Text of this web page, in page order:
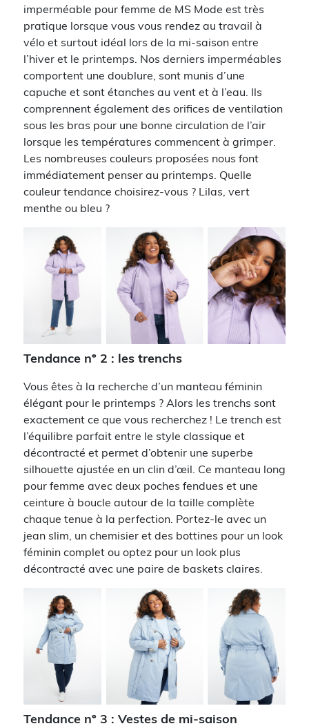
imperméable pour femme de MS Mode est très
pratique lorsque vous vous rendez au travail à
vélo et surtout idéal lors de la mi-saison entre
l’hiver et le printemps. Nos derniers imperméables
comportent une doublure, sont munis d’une
capuche et sont étanches au vent et à l’eau. Ils
comprennent également des orifices de ventilation
sous les bras pour une bonne circulation de l’air
lorsque les températures commencent à grimper.
Les nombreuses couleurs proposées nous font
immédiatement penser au printemps. Quelle
couleur tendance choisirez-vous ? Lilas, vert
menthe ou bleu ?
Tendance nº 2 : les trenchs
Vous êtes à la recherche d’un manteau féminin
élégant pour le printemps ? Alors les trenchs sont
exactement ce que vous recherchez ! Le trench est
l’équilibre parfait entre le style classique et
décontracté et permet d’obtenir une superbe
silhouette ajustée en un clin d’œil. Ce manteau long
pour femme avec deux poches fendues et une
ceinture à boucle autour de la taille complète
chaque tenue à la perfection. Portez-le avec un
jean slim, un chemisier et des bottines pour un look
féminin complet ou optez pour un look plus
décontracté avec une paire de baskets claires.
Tendance nº 3 : Vestes de mi-saison